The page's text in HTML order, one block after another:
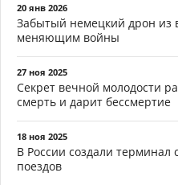
20 янв 2026
Забытый немецкий дрон из
меняющим войны
27 ноя 2025
Секрет вечной молодости
смерть и дарит бессмертие
18 ноя 2025
В России создали терминал
поездов